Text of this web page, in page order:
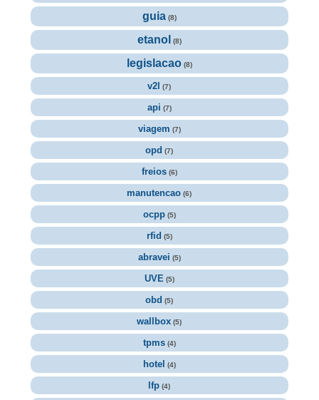
guia (8)
etanol (8)
legislacao (8)
v2l (7)
api (7)
viagem (7)
opd (7)
freios (6)
manutencao (6)
ocpp (5)
rfid (5)
abravei (5)
UVE (5)
obd (5)
wallbox (5)
tpms (4)
hotel (4)
lfp (4)